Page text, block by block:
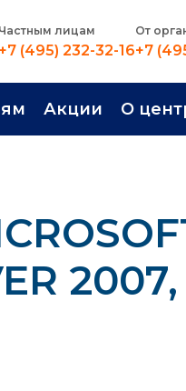
Частным лицам
+7 (495) 232-32-16
От
+7
Акции О
О центре
Вакансии
2007,